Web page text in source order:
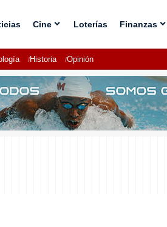
Cine Loterías Finanzas
Historia Opinión